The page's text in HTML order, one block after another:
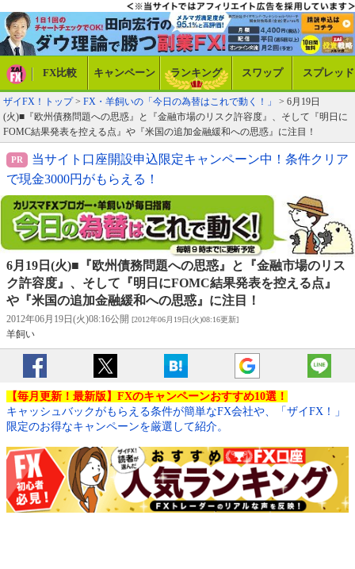
FX比較 キャンペーン ランキング スワップ スプレッド
ザイFX！トップ> FX・羊飼いの「今日の為替はこれで動く！」
> 6月19日
(火)■『欧州債務問題への思惑』と『金融市場のリスク許容度』、そして『明日に
FOMC結果発表を控える点』や『米国の追加金融緩和への思惑』に注目！
当サイト口座開設申込限定キャンペーン中！条件クリア
で現金3000円がもらえる！
6月19日(火)■『欧州債務問題への思惑』と『金融市場のリス
ク許容度』、そして『明日にFOMC結果発表を控える点』
や『米国の追加金融緩和への思惑』に注目！
2012年06月19日(火)08:16公開 [2012年06月19日(火)08:16更新]
羊飼い
【毎月更新！最新版】FXのキャンペーンおすすめ10選！
キャッシュバックがもらえる条件が簡単なFX会社や、「ザイFX！」
限定のお得なキャンペーンを厳選して紹介。